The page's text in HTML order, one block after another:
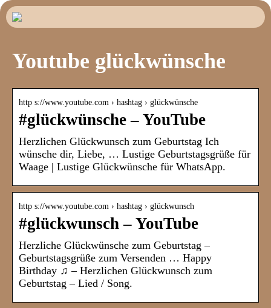
Youtube glückwünsche
http s://www.youtube.com › hashtag › glückwünsche
#glückwünsche – YouTube
Herzlichen Glückwunsch zum Geburtstag Ich
wünsche dir, Liebe, … Lustige Geburtstagsgrüße für
Waage | Lustige Glückwünsche für WhatsApp.
http s://www.youtube.com › hashtag › glückwunsch
#glückwunsch – YouTube
Herzliche Glückwünsche zum Geburtstag –
Geburtstagsgrüße zum Versenden … Happy
Birthday ♫ – Herzlichen Glückwunsch zum
Geburtstag – Lied / Song.